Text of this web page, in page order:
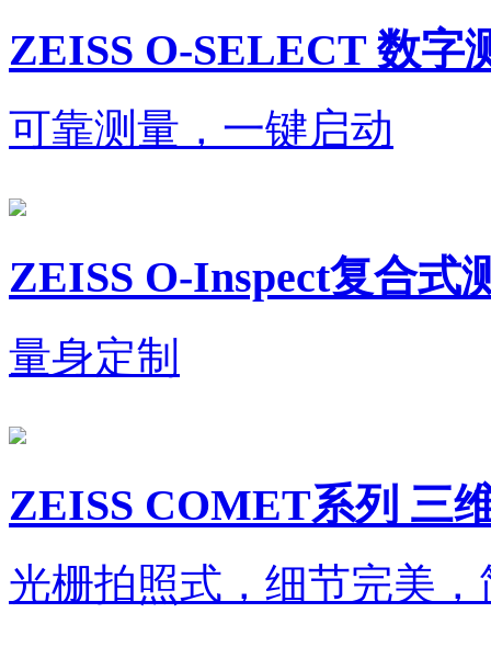
ZEISS O-SELECT 数字
可靠测量，一键启动
ZEISS O-Inspect复合式
量身定制
ZEISS COMET系列 三
光栅拍照式，细节完美